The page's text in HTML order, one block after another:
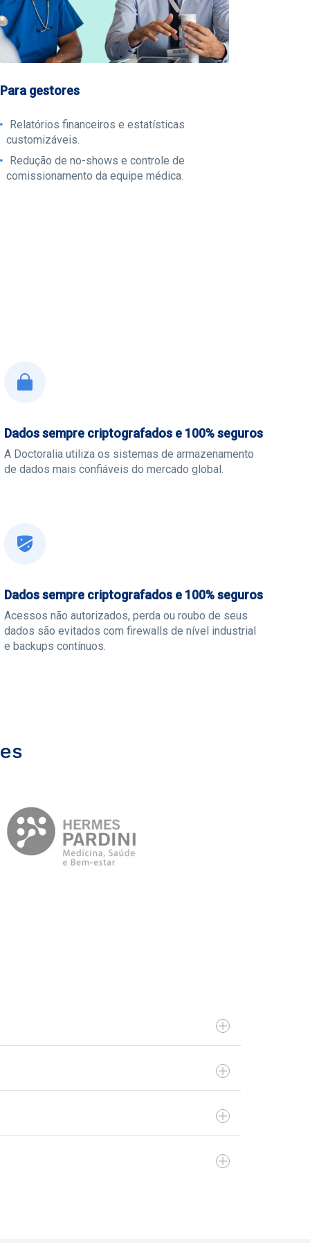
Para gestores
Relatórios financeiros e estatísticas
customizáveis.
Redução de no-shows e controle de
comissionamento da equipe médica.
Dados sempre criptografados e 100% seguros
A Doctoralia utiliza os sistemas de armazenamento
de dados mais confiáveis do mercado global.
Dados sempre criptografados e 100% seguros
Acessos não autorizados, perda ou roubo de seus
dados são evitados com firewalls de nível industrial
e backups contínuos.